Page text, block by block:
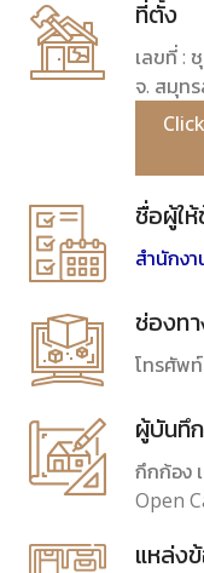
ที่ตั้ง
เลขที่ :
จ. สมุท
ชื่อผู้ใ
สำนักง
ช่องท
โทรศัพ
ผู้บันทึ
กึกก้อง
Open
แหล่ง